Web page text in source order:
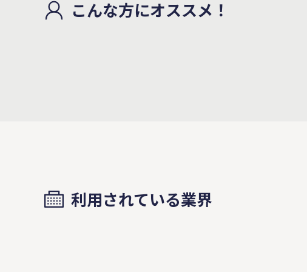
こんな方にオススメ！
利用されている業界